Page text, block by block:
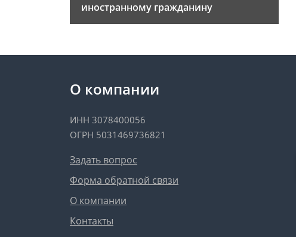
иностранному гражданину
О компании
ИНН 3078400056
ОГРН 5031469736821
Задать вопрос
Форма обратной связи
О компании
Контакты